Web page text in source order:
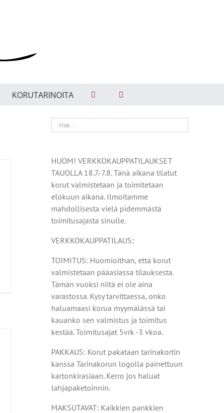
KORUTARINOITA
HUOM! VERKKOKAUPPATILAUKSET
TAUOLLA 18.7.-7.8. Tänä aikana tilatut
korut valmistetaan ja toimitetaan
elokuun aikana. Ilmoitamme
mahdollisesta vielä pidemmästä
toimitusajasta sinulle.
VERKKOKAUPPATILAUS:
TOIMITUS: Huomioithan, että korut
valmistetaan pääasiassa tilauksesta.
Tämän vuoksi niitä ei ole aina
varastossa. Kysy tarvittaessa, onko
haluamaasi korua myymälässä tai
kauanko sen valmistus ja toimitus
kestää. Toimitusajat 5vrk -3 vkoa.
PAKKAUS: Korut pakataan tarinakortin
kanssa Tarinakorun logolla painettuun
kartonkirasiaan. Kerro jos haluat
lahjapaketoinnin.
MAKSUTAVAT: Kaikkien pankkien